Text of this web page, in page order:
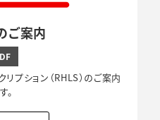
ご案内
プション（RHLS）のご案内
。